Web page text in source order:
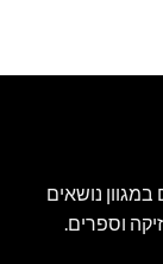
נושאים
וספרים.